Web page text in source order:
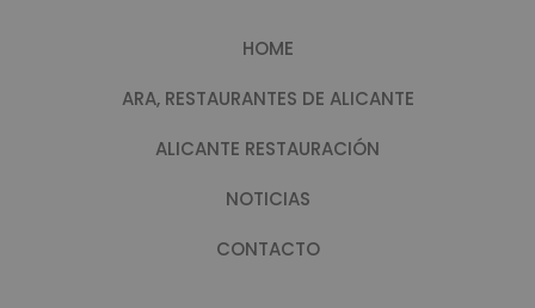
HOME
ARA, RESTAURANTES DE ALICANTE
ALICANTE RESTAURACIÓN
NOTICIAS
CONTACTO